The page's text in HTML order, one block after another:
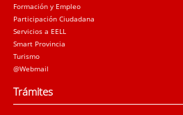
Formación y Empleo
Participación Ciudadana
Servicios a EELL
Smart Provincia
Turismo
@Webmail
Trámites